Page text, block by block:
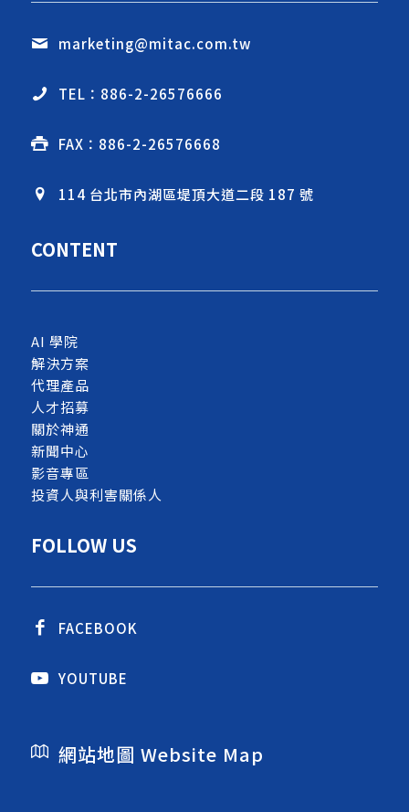
marketing@mitac.com.tw
TEL：886-2-26576666
FAX：886-2-26576668
114 台北市內湖區堤頂大道二段 187 號
CONTENT
AI 學院
解決方案
代理產品
人才招募
關於神通
新聞中心
影音專區
投資人與利害關係人
FOLLOW US
FACEBOOK
YOUTUBE
網站地圖 Website Map